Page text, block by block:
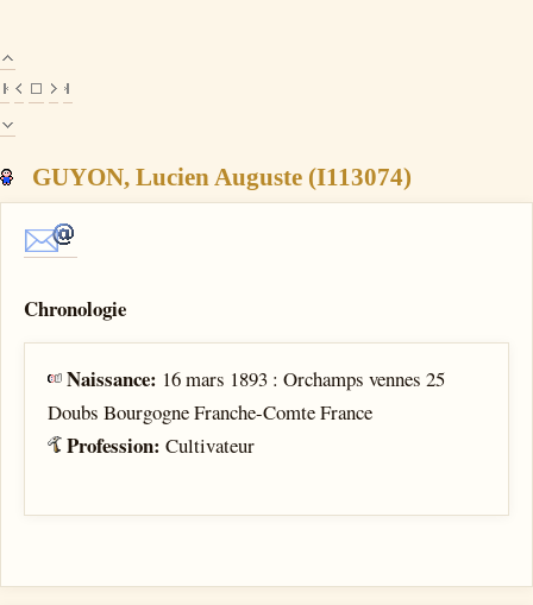
GUYON, Lucien Auguste (I113074)
Chronologie
Naissance: 16 mars 1893 : Orchamps vennes 25
Doubs Bourgogne Franche-Comte France
Profession:Cultivateur